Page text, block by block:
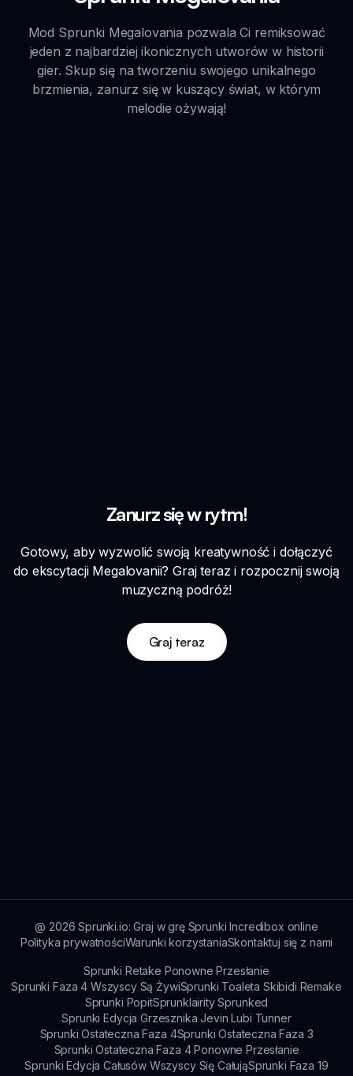
Mod Sprunki Megalovania pozwala Ci remiksować
jeden z najbardziej ikonicznych utworów w historii
gier. Skup się na tworzeniu swojego unikalnego
brzmienia, zanurz się w kuszący świat, w którym
melodie ożywają!
Zanurz się w rytm!
Gotowy, aby wyzwolić swoją kreatywność i dołączyć
do ekscytacji Megalovanii? Graj teraz i rozpocznij swoją
muzyczną podróż!
Graj teraz
@ 2026 Sprunki.io: Graj w grę Sprunki Incredibox online
Polityka prywatnościWarunki korzystaniaSkontaktuj się z nami
Sprunki Retake Ponowne Przesłanie
Sprunki Faza 4 Wszyscy Są ŻywiSprunki Toaleta Skibidi Remake
Sprunki PopitSprunklairity Sprunked
Sprunki Edycja Grzesznika Jevin Lubi Tunner
Sprunki Ostateczna Faza 4Sprunki Ostateczna Faza 3
Sprunki Ostateczna Faza 4 Ponowne Przesłanie
Sprunki Edycja Całusów Wszyscy Się CałująSprunki Faza 19